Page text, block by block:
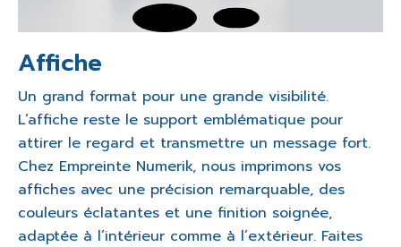
Affiche
Un grand format pour une grande visibilité.
L’affiche reste le support emblématique pour
attirer le regard et transmettre un message fort.
Chez Empreinte Numerik, nous imprimons vos
affiches avec une précision remarquable, des
couleurs éclatantes et une finition soignée,
adaptée à l’intérieur comme à l’extérieur. Faites